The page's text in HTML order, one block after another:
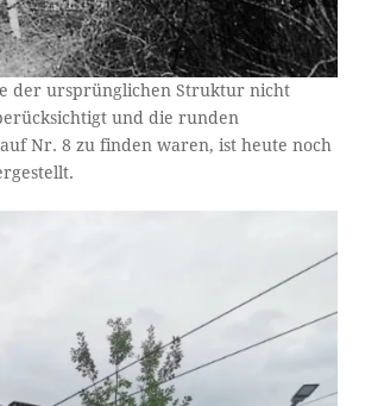
der ursprünglichen Struktur nicht
und die runden
Nr. 8 zu finden waren, ist heute noch